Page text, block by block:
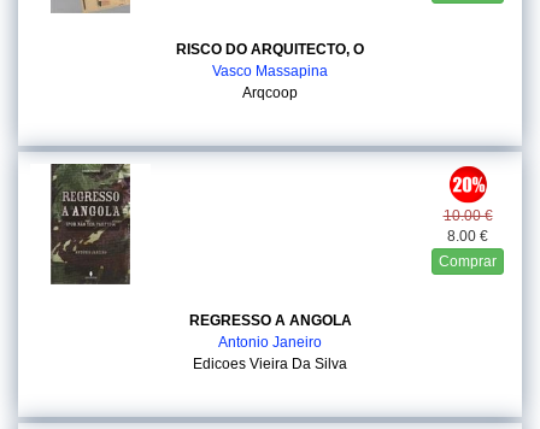
RISCO DO ARQUITECTO, O
Vasco Massapina
Arqcoop
10.00 €
8.00 €
Comprar
REGRESSO A ANGOLA
Antonio Janeiro
Edicoes Vieira Da Silva